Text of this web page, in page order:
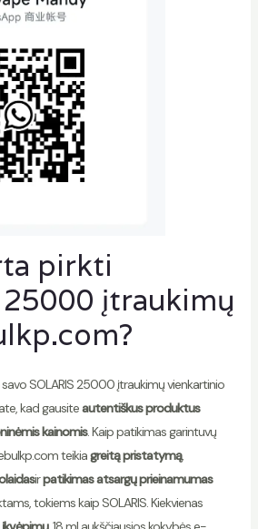
pirkti
25000 įtraukimų
?
SOLARIS 25000 įtraukimų vienkartinio
kad gausiteautentiškus produktus
kainomis. Kaip patikimas garintuvų
teikiagreitą pristatymą,
irpatikimas atsargų prieinamumas
tokiems kaip SOLARIS. Kiekvienas